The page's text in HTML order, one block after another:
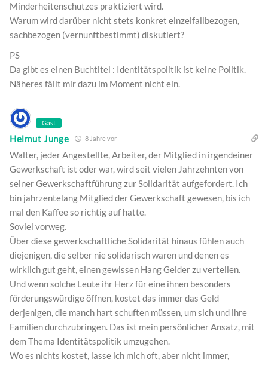
Minderheitenschutzes praktiziert wird.
Warum wird darüber nicht stets konkret einzelfallbezogen,
sachbezogen (vernunftbestimmt) diskutiert?
PS
Da gibt es einen Buchtitel : Identitätspolitik ist keine Politik.
Näheres fällt mir dazu im Moment nicht ein.
Gast
Helmut Junge 8 Jahre vor
Walter, jeder Angestellte, Arbeiter, der Mitglied in irgendeiner
Gewerkschaft ist oder war, wird seit vielen Jahrzehnten von
seiner Gewerkschaftführung zur Solidarität aufgefordert. Ich
bin jahrzentelang Mitglied der Gewerkschaft gewesen, bis ich
mal den Kaffee so richtig auf hatte.
Soviel vorweg.
Über diese gewerkschaftliche Solidarität hinaus fühlen auch
diejenigen, die selber nie solidarisch waren und denen es
wirklich gut geht, einen gewissen Hang Gelder zu verteilen.
Und wenn solche Leute ihr Herz für eine ihnen besonders
förderungswürdige öffnen, kostet das immer das Geld
derjenigen, die manch hart schuften müssen, um sich und ihre
Familien durchzubringen. Das ist mein persönlicher Ansatz, mit
dem Thema Identitätspolitik umzugehen.
Wo es nichts kostet, lasse ich mich oft, aber nicht immer,